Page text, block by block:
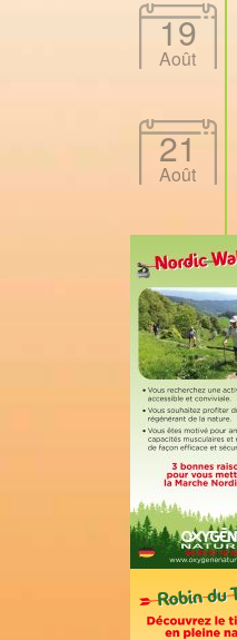
19
Août
21
Août